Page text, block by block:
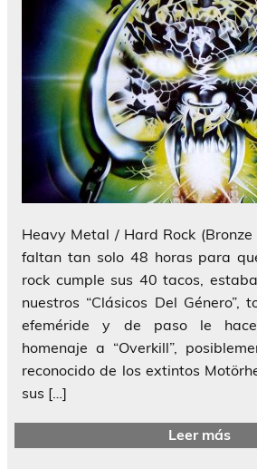
Heavy Metal / Hard Rock
faltan tan solo 48 horas para
rock cumple sus 40 tacos,
nuestros “Clásicos Del
efeméride y de paso le
homenaje a “Overkill”,
reconocido de los extintos
sus […]
Leer más